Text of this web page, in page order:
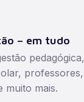
– em tudo
pedagógica,
professores,
muito mais.